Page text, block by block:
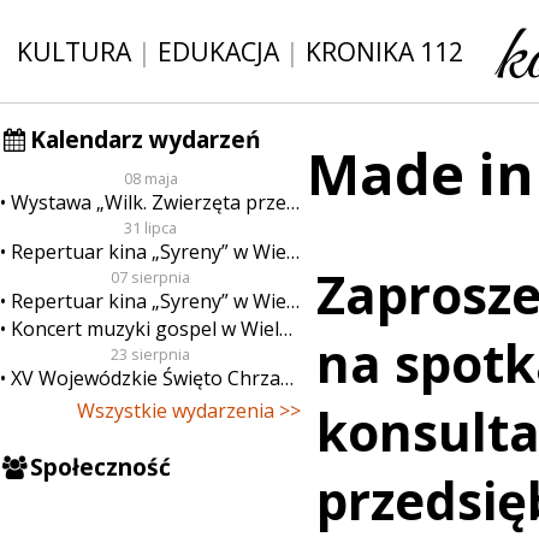
KULTURA| EDUKACJA| KRONIKA 112
Kalendarz wydarzeń
08 maja
Wystawa „Wilk. Zwierzęta przeklęte”
31 lipca
Repertuar kina „Syreny” w Wieluniu w dn. od 31 lipca do 6 sierpnia
07 sierpnia
Repertuar kina „Syreny” w Wieluniu w dn. od 7 do 13 sierpnia
Koncert muzyki gospel w Wieluniu
23 sierpnia
XV Wojewódzkie Święto Chrzanu
Wszystkie wydarzenia >>
Społeczność
Made
na